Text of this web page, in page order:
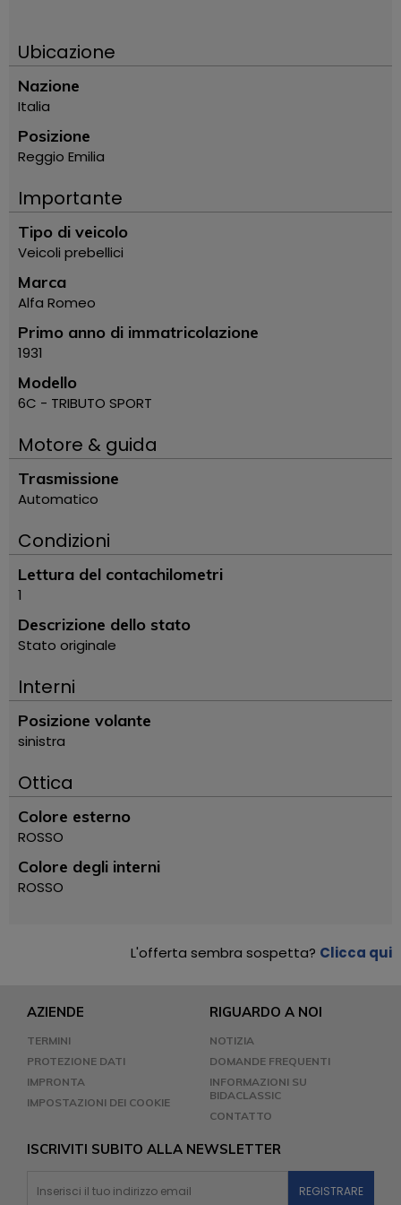
Ubicazione
Nazione
Italia
Posizione
Reggio Emilia
Importante
Tipo di veicolo
Veicoli prebellici
Marca
Alfa Romeo
Primo anno di immatricolazione
1931
Modello
6C - TRIBUTO SPORT
Motore & guida
Trasmissione
Automatico
Condizioni
Lettura del contachilometri
1
Descrizione dello stato
Stato originale
Interni
Posizione volante
sinistra
Ottica
Colore esterno
ROSSO
Colore degli interni
ROSSO
L'offerta sembra sospetta? Clicca qui
AZIENDE
TERMINI
PROTEZIONE DATI
IMPRONTA
IMPOSTAZIONI DEI COOKIE
RIGUARDO A NOI
NOTIZIA
DOMANDE FREQUENTI
INFORMAZIONI SU
BIDACLASSIC
CONTATTO
ISCRIVITI SUBITO ALLA NEWSLETTER